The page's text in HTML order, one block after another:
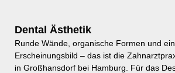
Dental Ästhetik
Runde Wände, organische Formen und
Erscheinungsbild – das ist die
in Großhansdorf bei Hamburg. Für das